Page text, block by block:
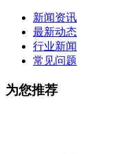
新闻资讯
最新动态
行业新闻
常见问题
为您推荐